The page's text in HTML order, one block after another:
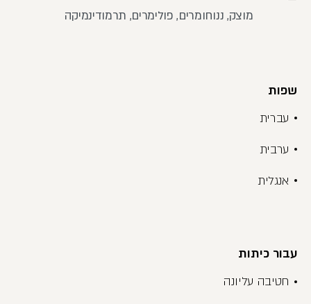
מוצק, ננוחומרים, פולימרים, תרמודינמיקה
שפות
עברית
ערבית
אנגלית
עבור כיתות
חטיבה עליונה